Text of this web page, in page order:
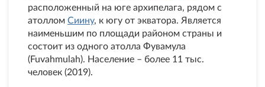
расположенный на юге архипелага, рядом с
атоллом Сиину, к югу от экватора. Является
наименьшим по площади районом страны и
состоит из одного атолла Фувамула
(Fuvahmulah). Население – более 11 тыс.
человек (2019).